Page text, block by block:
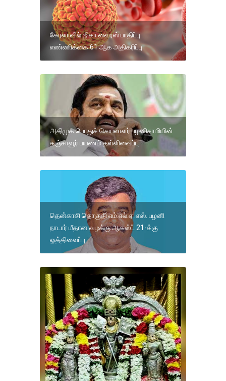
கேரளாவில் ஜிகா வைரஸ் பாதிப்பு
எண்ணிக்கை 61 ஆக அதிகரிப்பு
அதிமுக பொதுச் செயலாளர் பழனிசாமியின்
தஞ்சாவூர் பயணம் தள்ளிவைப்பு
தென்காசி தொகுதி எம்.எல்.ஏ .எஸ். பழனி
நாடார் மீதான வழக்கு ஆகஸ்ட் 21-க்கு
ஒத்திவைப்பு